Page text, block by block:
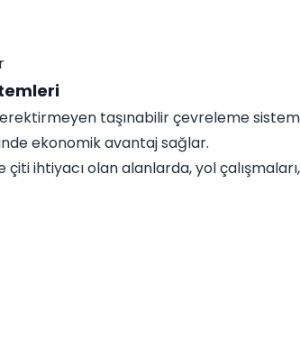
taşınabilir çevreleme
ekonomik avantaj sağlar.
ihtiyacı olan alanlarda, yol